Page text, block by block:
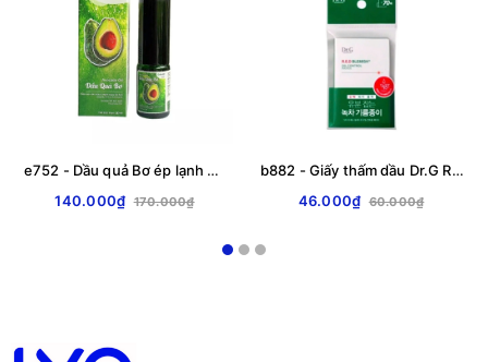
e752 - Dầu quả Bơ ép lạnh Pơ Lang dưỡng mềm da chống lão hóa giảm vết rạn 30ml LYO
140.000₫ 170.000₫
b882 - Giấy thấm dầu Dr.G R.E.D Blemish Oil Control Paper Hàn Quốc 70 tờ
46.000₫ 60.000₫